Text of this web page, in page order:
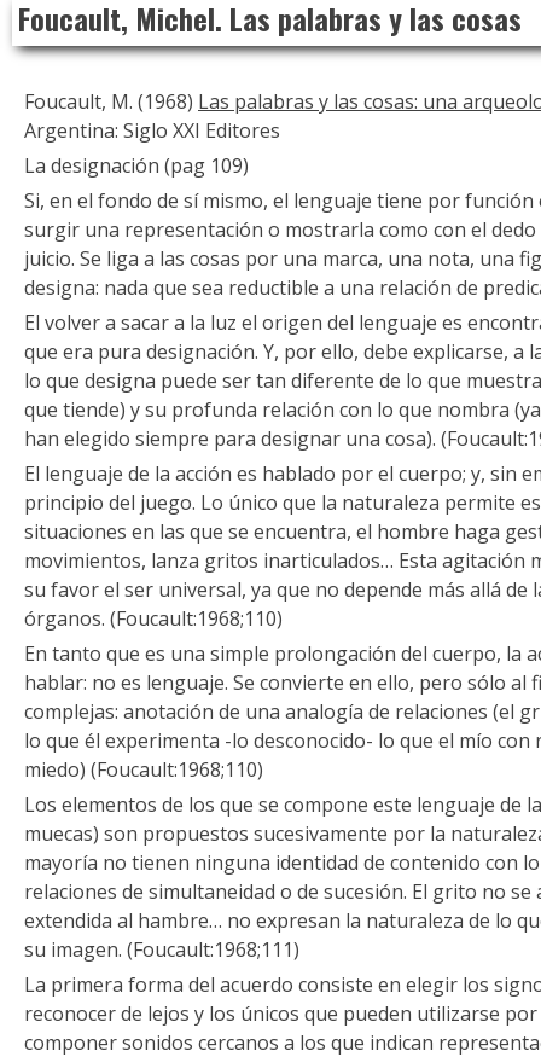
content
Foucault, Michel. Las palabras y las cosas
Foucault, M. (1968) Las palabras y las cosas: una
Argentina: Siglo XXI Editores
La designación (pag 109)
Si, en el fondo de sí mismo, el lenguaje tiene por
surgir una representación o mostrarla como con el dedo
juicio. Se liga a las cosas por una marca, una nota, una
designa: nada que sea reductible a una relación de
El volver a sacar a la luz el origen del lenguaje es
que era pura designación. Y, por ello, debe explicarse, a
lo que designa puede ser tan diferente de lo que
que tiende) y su profunda relación con lo que nombra
han elegido siempre para designar una cosa).
El lenguaje de la acción es hablado por el cuerpo; y, sin
principio del juego. Lo único que la naturaleza permite
situaciones en las que se encuentra, el hombre haga
movimientos, lanza gritos inarticulados… Esta agitación
su favor el ser universal, ya que no depende más allá
órganos. (Foucault:1968;110)
En tanto que es una simple prolongación del cuerpo, la
hablar: no es lenguaje. Se convierte en ello, pero sólo al
complejas: anotación de una analogía de relaciones (el
lo que él experimenta -lo desconocido- lo que el mío
miedo) (Foucault:1968;110)
Los elementos de los que se compone este lenguaje de
muecas) son propuestos sucesivamente por la
mayoría no tienen ninguna identidad de contenido con
relaciones de simultaneidad o de sucesión. El grito no se
extendida al hambre… no expresan la naturaleza de lo
su imagen. (Foucault:1968;111)
La primera forma del acuerdo consiste en elegir los
reconocer de lejos y los únicos que pueden utilizarse
componer sonidos cercanos a los que indican